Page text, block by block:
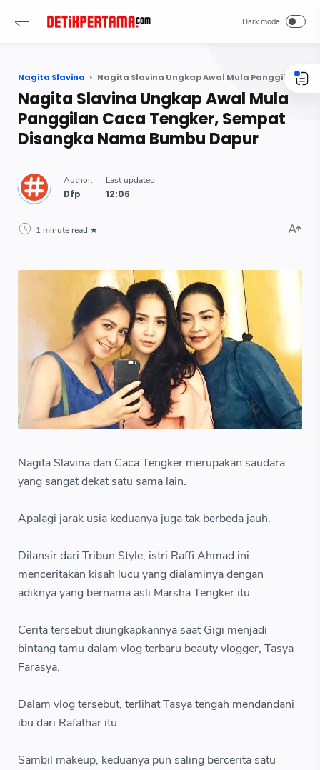
Nagita Slavina Nagita Slavina Ungkap Awal Mula Panggilan Caca Tengker, Sempat Disangka Nama Bumbu Dapur
Nagita Slavina Ungkap Awal Mula
Panggilan Caca Tengker, Sempat
Disangka Nama Bumbu Dapur
Dfp
1 minute read
Nagita Slavina dan Caca Tengker merupakan saudara
yang sangat dekat satu sama lain.
Apalagi jarak usia keduanya juga tak berbeda jauh.
Dilansir dari Tribun Style, istri Raffi Ahmad ini
menceritakan kisah lucu yang dialaminya dengan
adiknya yang bernama asli Marsha Tengker itu.
Cerita tersebut diungkapkannya saat Gigi menjadi
bintang tamu dalam vlog terbaru beauty vlogger, Tasya
Farasya.
Dalam vlog tersebut, terlihat Tasya tengah mendandani
ibu dari Rafathar itu.
Sambil makeup, keduanya pun saling bercerita satu